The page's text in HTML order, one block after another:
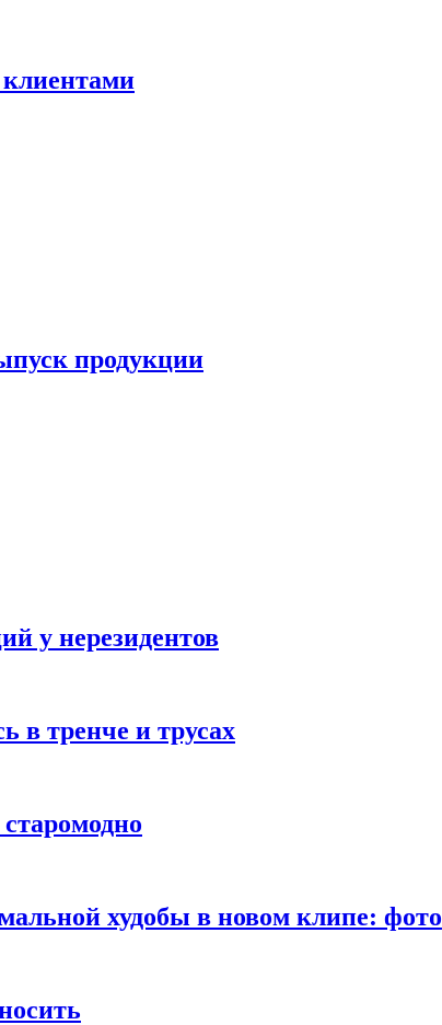
клиентами
продукции
у нерезидентов
в тренче и трусах
худобы в новом клипе: фото